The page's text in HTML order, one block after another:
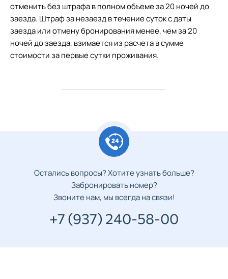
отменить без штрафа в полном объеме за 20 ночей до
заезда. Штраф за незаезд в течение суток с даты
заезда или отмену бронирования менее, чем за 20
ночей до заезда, взимается из расчета в сумме
стоимости за первые сутки проживания.
Остались вопросы? Хотите узнать больше?
Забронировать номер?
Звоните нам, мы всегда на связи!
+7 (937) 240-58-00